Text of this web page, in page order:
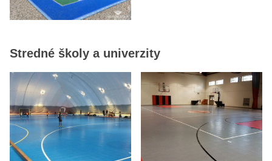
Stredné školy a univerzity